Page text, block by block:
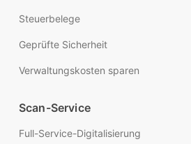
Steuerbelege
Geprüfte Sicherheit
Verwaltungskosten sparen
Scan-Service
Full-Service-Digitalisierung